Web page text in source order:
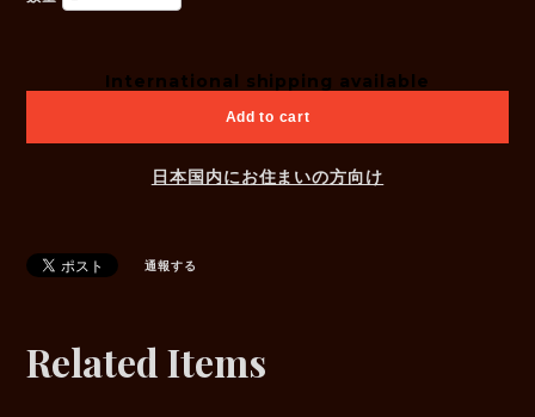
International shipping available
Add to cart
日本国内にお住まいの方向け
通報する
Related Items